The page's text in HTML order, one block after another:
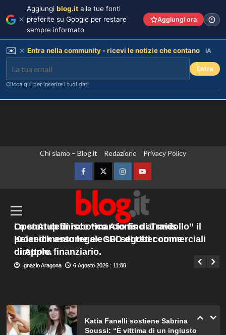
Chi siamo – Blog.it Redazione Privacy Policy
FacebookTwitterInstagramYouTube
Menu
principale
Montenegro, il premier Spajic “Nessun
hub Ue per i rimpatri sul nostro
territorio”
Giuseppe Recca 6 Agosto 2026 : 8:05
OpenAI definisce “marcio fino al midollo” il
procedimento legale sui segreti commerciali
di Apple.
Ignazio Aragona 6 Agosto 2026 : 11:50
La startup di robotica Atoms di Travis
Kalanick assume ex CFO di Uber come
direttore finanziario.
Ignazio Aragona 6 Agosto 2026 : 11:45
Chiara Ferragni risponde alle
critiche: “Il mio peso riflette la mia
felicità”
Annuncio della nascita di Eugenie:
una mancanza rivela le sue priorità
con il terzo bambino.
Temptation Island: Diretta della
Katia Fanelli sostiene Sabrina
Soussi: “È vittima di un ingiusto
Aggiungi blog.it alle tue fonti
preferite su Google per restare
sempre informato
Aggiungi ora
✉️ Entra nella community - ricevi le notizie che contano IA
Entra
Clicca qui per inserire i tuoi dati